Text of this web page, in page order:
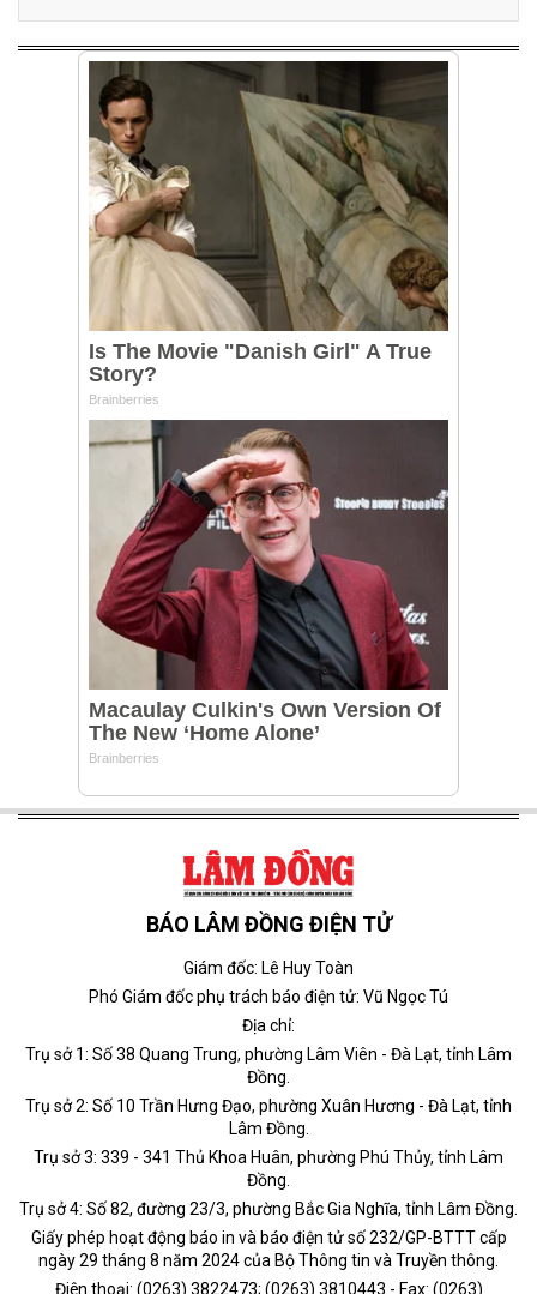
BÁO LÂM ĐỒNG ĐIỆN TỬ
Giám đốc: Lê Huy Toàn
Phó Giám đốc phụ trách báo điện tử: Vũ Ngọc Tú
Địa chỉ:
Trụ sở 1: Số 38 Quang Trung, phường Lâm Viên - Đà Lạt, tỉnh Lâm
Đồng.
Trụ sở 2: Số 10 Trần Hưng Đạo, phường Xuân Hương - Đà Lạt, tỉnh
Lâm Đồng.
Trụ sở 3: 339 - 341 Thủ Khoa Huân, phường Phú Thủy, tỉnh Lâm
Đồng.
Trụ sở 4: Số 82, đường 23/3, phường Bắc Gia Nghĩa, tỉnh Lâm Đồng.
Giấy phép hoạt động báo in và báo điện tử số 232/GP-BTTT cấp
ngày 29 tháng 8 năm 2024 của Bộ Thông tin và Truyền thông.
Điện thoại: (0263) 3822473; (0263) 3810443 - Fax: (0263)